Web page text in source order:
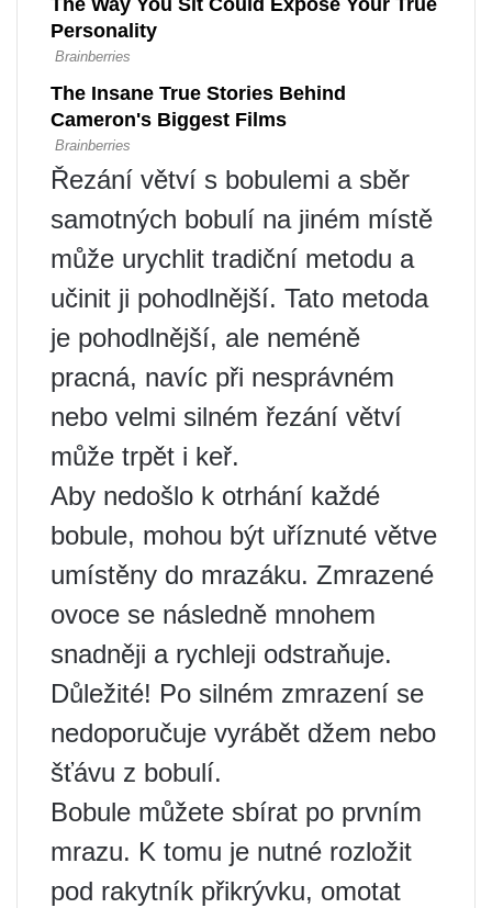
Řezání větví s bobulemi a sběr
samotných bobulí na jiném místě
může urychlit tradiční metodu a
učinit ji pohodlnější. Tato metoda
je pohodlnější, ale neméně
pracná, navíc při nesprávném
nebo velmi silném řezání větví
může trpět i keř.
Aby nedošlo k otrhání každé
bobule, mohou být uříznuté větve
umístěny do mrazáku. Zmrazené
ovoce se následně mnohem
snadněji a rychleji odstraňuje.
Důležité! Po silném zmrazení se
nedoporučuje vyrábět džem nebo
šťávu z bobulí.
Bobule můžete sbírat po prvním
mrazu. K tomu je nutné rozložit
pod rakytník přikrývku, omotat